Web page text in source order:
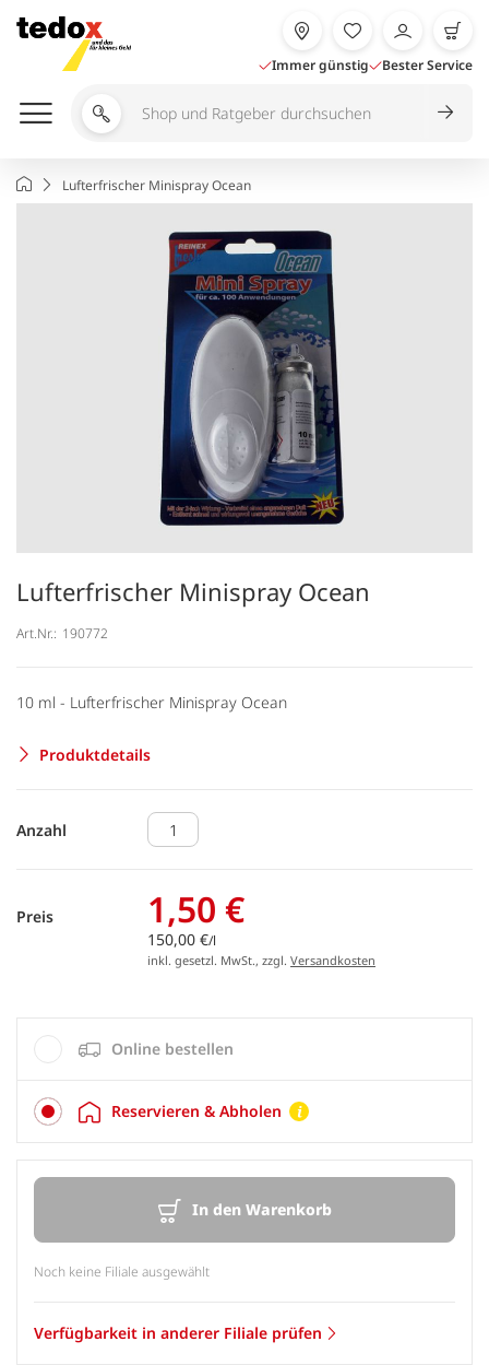
Inhalt
springen
Immer günstig Bester Service
Shop
Ratgeber
durchsuchen
StartseiteLufterfrischer Minispray Ocean
Lufterfrischer Minispray Ocean
Art.Nr.: 190772
10 ml - Lufterfrischer Minispray Ocean
Produktdetails
Anzahl
Preis 1,50 €
150,00 €/l
inkl. gesetzl. MwSt., zzgl. Versandkosten
Online bestellen
Reservieren & Abholen
In den Warenkorb
Noch keine Filiale ausgewählt
Verfügbarkeit in anderer Filiale prüfen